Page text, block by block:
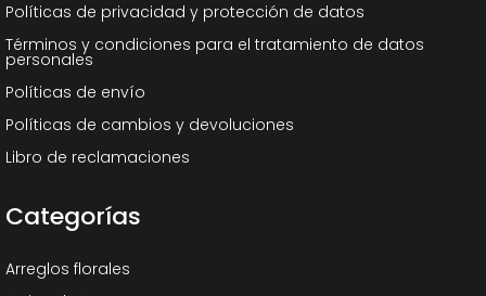
Políticas de privacidad y protección de datos
Términos y condiciones para el tratamiento de datos
personales
Políticas de envío
Políticas de cambios y devoluciones
Libro de reclamaciones
Categorías
Arreglos florales